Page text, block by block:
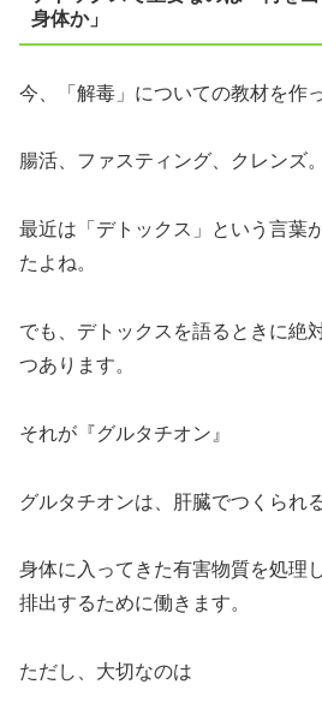
身体か」
今、「解毒」についての教材を作
腸活、ファスティング、クレンズ。
最近は「デトックス」という言葉
たよね。
でも、デトックスを語るときに絶
つあります。
それが『グルタチオン』
グルタチオンは、肝臓でつくられ
身体に入ってきた有害物質を処理
排出するために働きます。
ただし、大切なのは